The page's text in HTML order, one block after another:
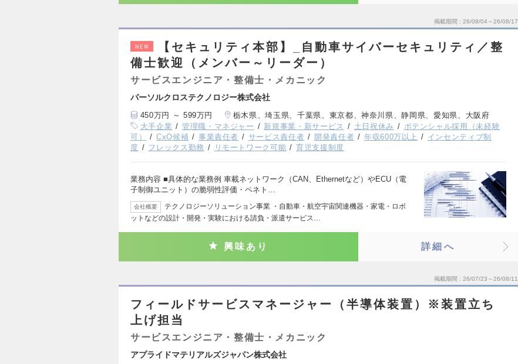
掲載期間 26/08/04～26/08/17
NEW
【セキュリティ本部】_自動車サイバーセキュリティ／整
備士歓迎（メンバー～リーダー）
サービスエンジニア・整備士・メカニック
パーソルクロステクノロジー株式会社
450万円 ～ 599万円
栃木県、埼玉県、千葉県、東京都、神奈川県、静岡県、愛知県、大阪府
大手企業
管理職・マネジャー 新規事業・新サービス 土日祝休み
ポテンシャル採用（未経験
可）
CxO候補 事業責任者 サービス責任者 開発責任者 年収600万以上
インセンティブ制
度
フレックス勤務 リモートワーク可能 育児支援制度
業務内容 ■具体的な業務例 車載ネットワーク（CAN、Ethernetなど）やECU（電
子制御ユニット）の脆弱性評価・ペネト…
会社概要
テクノロジーソリューション事業 ・自動車・航空宇宙関連機器・家電・ロボ
ットなどの設計・開発・実験における請負・派遣サービス…
興味あり 詳細へ
掲載期間 26/07/23～26/08/11
フィールドサービスマネージャー（半導体装置）※装置立ち
上げ担当
サービスエンジニア・整備士・メカニック
アプライドマテリアルズジャパン株式会社